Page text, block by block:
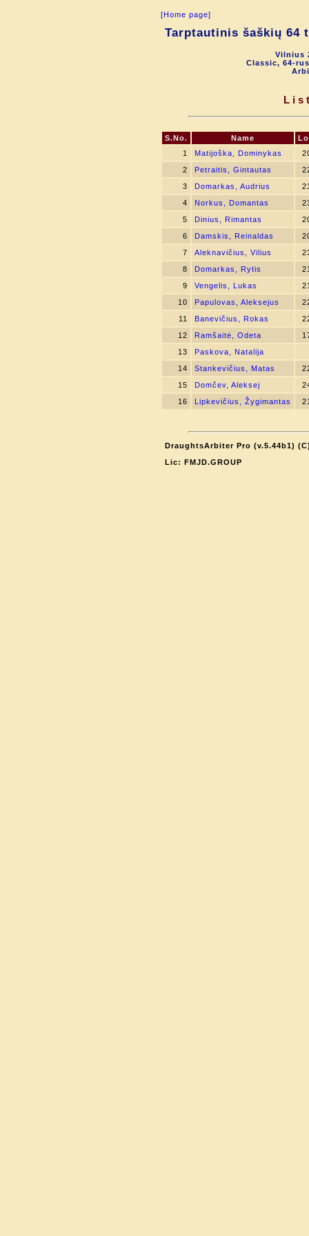
[Home page]
Tarptautinis šaškių 64
Vilnius
Classic, 64-
S.No. Name
1
Matijoška, Dominykas
2
Petraitis, Gintautas
3
Domarkas, Audrius
4
Norkus, Domantas
5
Dinius, Rimantas
6
Damskis, Reinaldas
7
Aleknavičius, Vilius
8
Domarkas, Rytis
9
Vengelis, Lukas
10
Papulovas, Aleksejus
11
Banevičius, Rokas
12
Ramšaitė, Odeta
13
Paskova, Natalija
14
Stankevičius, Matas
15
Domčev, Aleksej
16
Lipkevičius, Žygimantas
DraughtsArbiter Pro (v.5.44b1)
Lic: FMJD.GROUP